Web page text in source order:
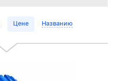
Цене Названию